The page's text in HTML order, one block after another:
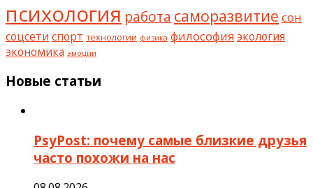
психология работа саморазвитие сон
соцсети спорт технологии физика философия экология
экономика эмоции
Новые статьи
PsyPost: почему самые близкие друзья
часто похожи на нас